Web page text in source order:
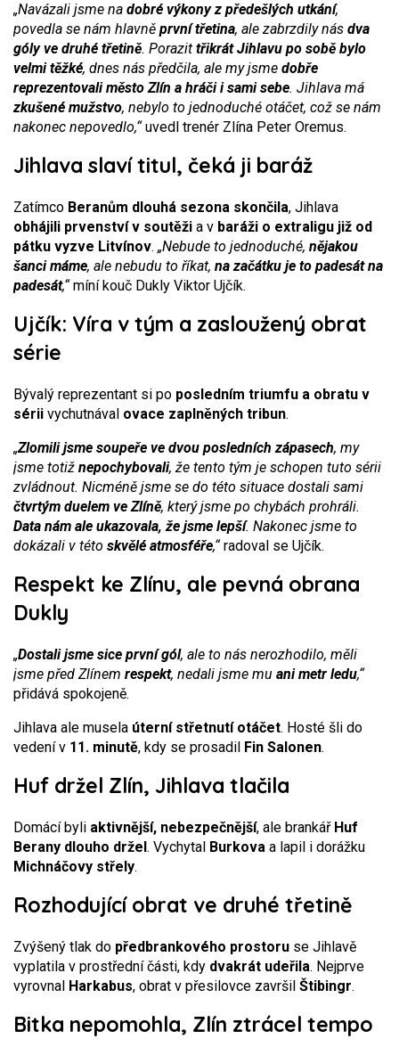
„Navázali jsme na dobré výkony z předešlých utkání,
povedla se nám hlavně první třetina, ale zabrzdily nás dva
góly ve druhé třetině. Porazit třikrát Jihlavu po sobě bylo
velmi těžké, dnes nás předčila, ale my jsme dobře
reprezentovali město Zlín a hráči i sami sebe. Jihlava má
zkušené mužstvo, nebylo to jednoduché otáčet, což se nám
nakonec nepovedlo,“uvedl trenér Zlína Peter Oremus.
Jihlava slaví titul, čeká ji baráž
Zatímco Beranům dlouhá sezona skončila, Jihlava
obhájili prvenství v soutěži a v baráži o extraligu již od
pátku vyzve Litvínov. „Nebude to jednoduché, nějakou
šanci máme, ale nebudu to říkat, na začátku je to padesát na
padesát,“míní kouč Dukly Viktor Ujčík.
Ujčík: Víra v tým a zasloužený obrat
série
Bývalý reprezentant si po posledním triumfu a obratu v
sérii vychutnával ovace zaplněných tribun.
„Zlomili jsme soupeře ve dvou posledních zápasech, my
jsme totiž nepochybovali, že tento tým je schopen tuto sérii
zvládnout. Nicméně jsme se do této situace dostali sami
čtvrtým duelem ve Zlíně, který jsme po chybách prohráli.
Data nám ale ukazovala, že jsme lepší. Nakonec jsme to
dokázali v této skvělé atmosféře,“radoval se Ujčík.
Respekt ke Zlínu, ale pevná obrana
Dukly
„Dostali jsme sice první gól, ale to nás nerozhodilo, měli
jsme před Zlínem respekt, nedali jsme mu ani metr ledu,“
přidává spokojeně.
Jihlava ale musela úterní střetnutí otáčet. Hosté šli do
vedení v 11. minutě, kdy se prosadil Fin Salonen.
Huf držel Zlín, Jihlava tlačila
Domácí byli aktivnější, nebezpečnější, ale brankář Huf
Berany dlouho držel. Vychytal Burkova a lapil i dorážku
Michnáčovy střely.
Rozhodující obrat ve druhé třetině
Zvýšený tlak do předbrankového prostoru se Jihlavě
vyplatila v prostřední části, kdy dvakrát udeřila. Nejprve
vyrovnal Harkabus, obrat v přesilovce završil Štibingr.
Bitka nepomohla, Zlín ztrácel tempo